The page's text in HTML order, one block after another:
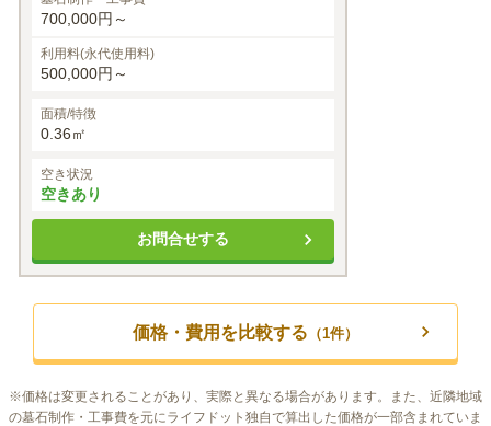
700,000円～
利用料(永代使用料)
500,000円～
面積/特徴
0.36㎡
空き状況
空きあり
お問合せする
価格・費用を比較する （1件）
※価格は変更されることがあり、実際と異なる場合があります。また、近隣地域
の墓石制作・工事費を元にライフドット独自で算出した価格が一部含まれていま